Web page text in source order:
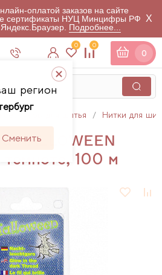
оплатой заказов на сайте
сертификаты НУЦ Минцифры РФ
Подробнее...
X
регион
Сменить
0 0
0
для шитья Нитки для
HALLOWEEN
100 м